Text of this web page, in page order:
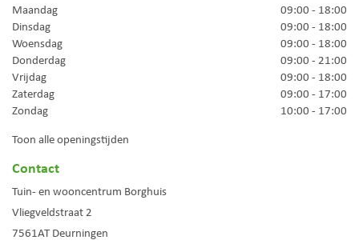
Maandag
09:00 - 18:00
Dinsdag
09:00 - 18:00
Woensdag
09:00 - 18:00
Donderdag
09:00 - 21:00
Vrijdag
09:00 - 18:00
Zaterdag
09:00 - 17:00
Zondag
10:00 - 17:00
Toon alle openingstijden
Contact
Tuin- en wooncentrum Borghuis
Vliegveldstraat 2
7561AT Deurningen